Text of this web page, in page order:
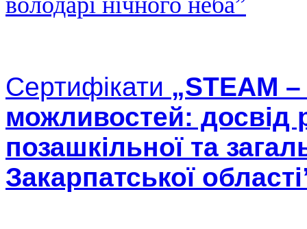
Сертифікати „STEAM
можливостей: досвід
позашкільної та
Закарпатської